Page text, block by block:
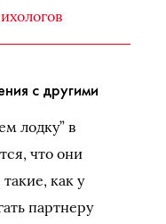
с другими
лодку” в
что они
как у
партнеру